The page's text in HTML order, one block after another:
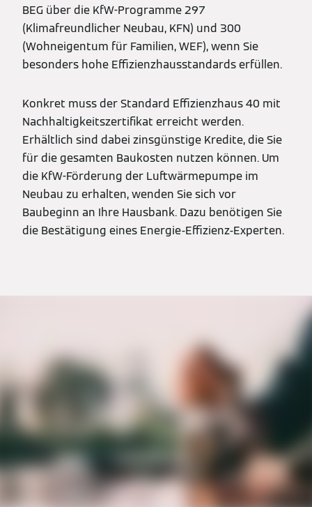
BEG über die KfW-Programme 297
(Klimafreundlicher Neubau, KFN) und 300
(Wohneigentum für Familien, WEF), wenn Sie
besonders hohe Effizienzhausstandards erfüllen.
Konkret muss der Standard Effizienzhaus 40 mit
Nachhaltigkeitszertifikat erreicht werden.
Erhältlich sind dabei zinsgünstige Kredite, die Sie
für die gesamten Baukosten nutzen können. Um
die KfW-Förderung der Luftwärmepumpe im
Neubau zu erhalten, wenden Sie sich vor
Baubeginn an Ihre Hausbank. Dazu benötigen Sie
die Bestätigung eines Energie-Effizienz-Experten.